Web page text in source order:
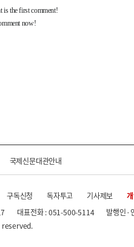
국제신문대관안내
구독신청 독자투고 기사제보
대표전화 : 051-500-5114 발행인·